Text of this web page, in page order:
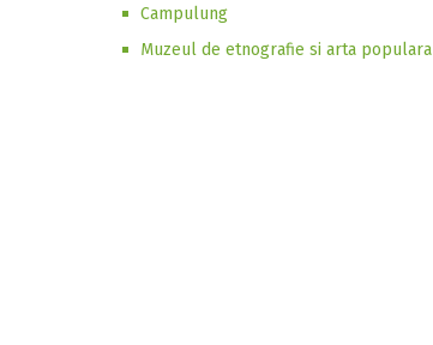
Campulung
Muzeul de etnografie si arta populara